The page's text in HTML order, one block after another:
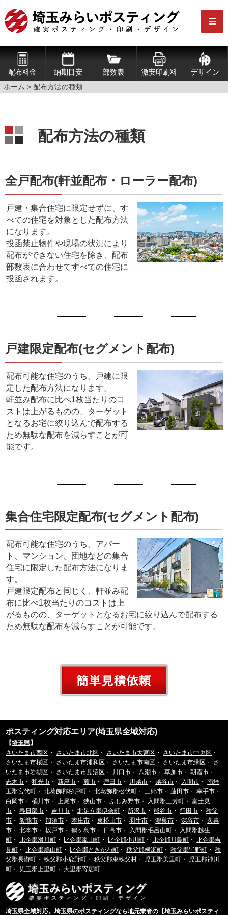
配布料金 納期目安 部数表 激安印刷料
デザイン
ホーム > 配布方法の種類
配布方法の種類
全戸配布(軒並配布・ローラー配布)
戸建・集合住宅に限定せずに、す
べての住宅を対象とした配布方法
になります。
投函禁止物件や現場の状況により
配布ができない住宅を除き、配布
部数表に合わせてすべての住宅に
投函されます。
戸建限定配布(セグメント配布)
配布可能な住宅のうち、戸建に限
定した配布方法になります。
軒並み配布に比べ1枚当たりのコ
ストは上がるものの、ターゲット
となるお宅に絞り込んで配布する
ため無駄な配布を減らすことが可
能です。
集合住宅限定配布(セグメント配布)
配布可能な住宅のうち、アパー
ト、マンション、団地などの集合
住宅に限定した配布方法になりま
す。
戸建限定配布と同じく、軒並み配
布に比べ1枚当たりのコストは上
がるものの、ターゲットとなるお宅に絞り込んで配布する
ため無駄な配布を減らすことが可能です。
ポスティング対応エリア(埼玉県全域対応)
【埼玉県】
さいたま市西区 ・ さいたま市北区 ・ さいたま市大宮区 ・ さいたま市中央区 ・
さいたま市桜区 ・ さいたま市浦和区 ・ さいたま市南区 ・ さいたま市緑区 ・ さ
いたま市岩槻区 ・ さいたま市見沼区 ・ 川口市 ・ 八潮市 ・草加市 ・朝霞市 ・
志木市 ・和光市 ・新座市 ・蕨市 ・ 戸田市 ・ 川越市 ・ 越谷市 ・ 入間市 ・南埼
玉郡宮代町 ・北葛飾郡杉戸町 ・北葛飾郡松伏町 ・三郷市 ・蓮田市 ・幸手市 ・
白岡市 ・桶川市 ・上尾市 ・狭山市 ・ふじみ野市 ・ 入間郡三芳町 ・富士見
市 ・春日部市 ・吉川市 ・北足立郡伊奈町 ・ 所沢市 ・熊谷市 ・行田市 ・秩父
市 ・飯能市 ・加須市 ・本庄市 ・東松山市 ・羽生市 ・鴻巣市 ・深谷市 ・ 久喜
市 ・北本市 ・坂戸市 ・鶴ヶ島市 ・ 日高市 ・ 入間郡毛呂山町 ・
入間郡越生
町 ・ 比企郡滑川町 ・ 比企郡嵐山町 ・ 比企郡小川町 ・ 比企郡川島町 ・
比企郡吉
見町 ・ 比企郡鳩山町 ・ 比企郡ときがわ町 ・秩父郡横瀬町 ・秩父郡皆野町 ・秩
父郡長瀞町 ・秩父郡小鹿野町 ・秩父郡東秩父村 ・ 児玉郡美里町 ・
児玉郡神川
町 ・ 児玉郡上里町 ・大里郡寄居町
埼玉県全域対応。埼玉県のポスティングなら地元業者の【埼玉みらいポスティ